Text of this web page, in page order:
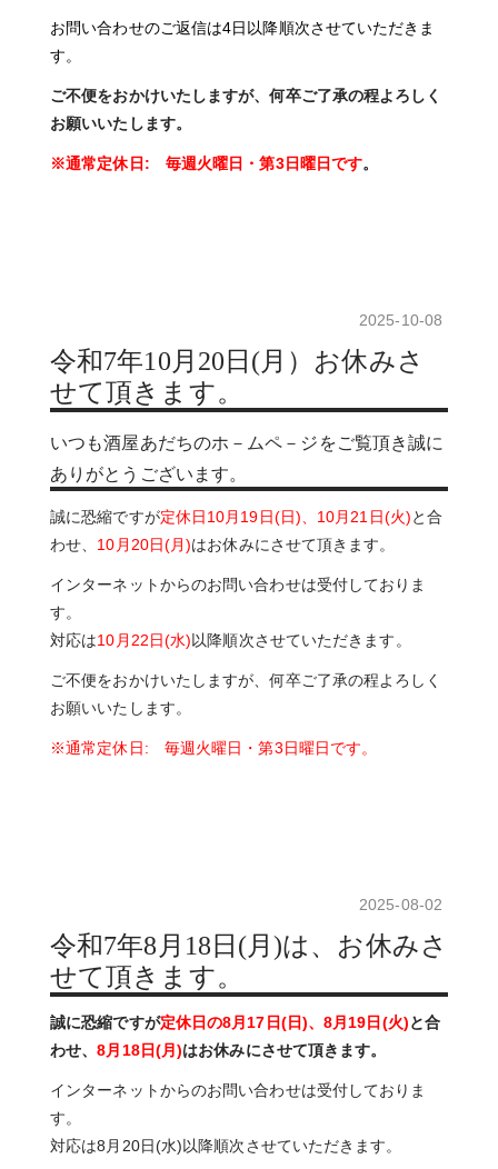
お問い合わせのご返信は4日以降順次させていただきま
す。
ご不便をおかけいたしますが、何卒ご了承の程よろしく
お願いいたします。
※通常定休日: 毎週火曜日・第3日曜日です。
2025-10-08
令和7年10月20日(月）お休みさ
せて頂きます。
いつも酒屋あだちのホ－ムペ－ジをご覧頂き誠に
ありがとうございます。
誠に恐縮ですが定休日10月19日(日)、10月21日(火)と合
わせ、 10月20日(月)はお休みにさせて頂きます。
インターネットからのお問い合わせは受付しておりま
す。
対応は10月22日(水)以降順次させていただきます。
ご不便をおかけいたしますが、何卒ご了承の程よろしく
お願いいたします。
※通常定休日: 毎週火曜日・第3日曜日です。
2025-08-02
令和7年8月18日(月)は、お休みさ
せて頂きます。
誠に恐縮ですが定休日の8月17日(日)、8月19日(火)と合
わせ、8月18日(月)はお休みにさせて頂きます。
インターネットからのお問い合わせは受付しておりま
す。
対応は8月20日(水)以降順次させていただきます。